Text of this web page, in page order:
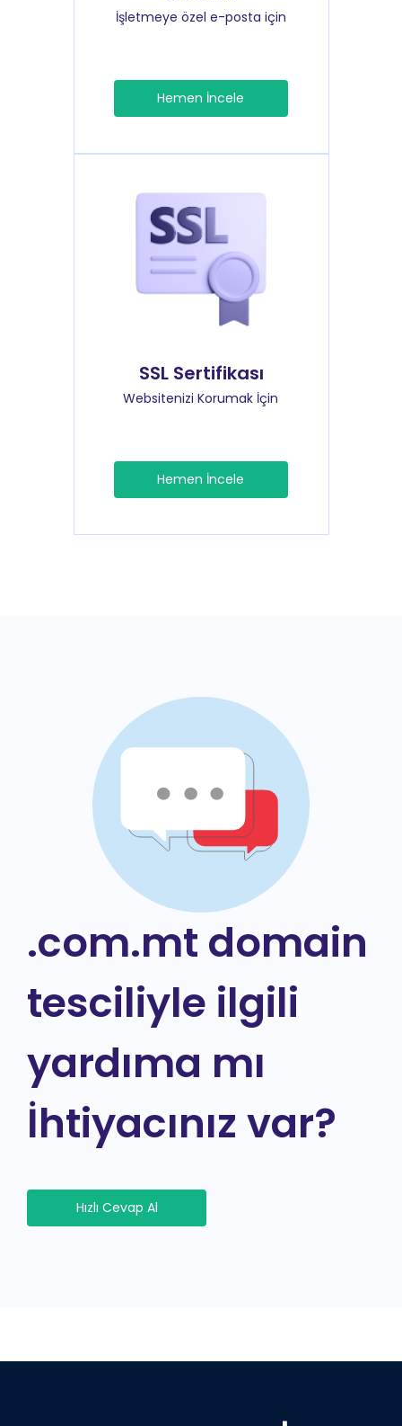
İşletmeye özel e-posta için
Hemen İncele
SSL Sertifikası
Websitenizi Korumak İçin
Hemen İncele
.com.mt domain
tesciliyle ilgili
yardıma mı
İhtiyacınız var?
Hızlı Cevap Al